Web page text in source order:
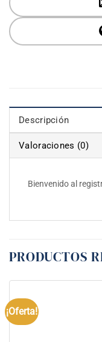
Descripción
Valoraciones (0)
Bienvenido al
PRODUCTOS
¡Oferta!